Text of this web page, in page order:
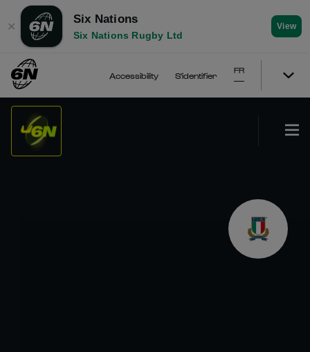
✕
Six Nations
Six Nations Rugby Ltd
View
Accessibility S'identifier
FR